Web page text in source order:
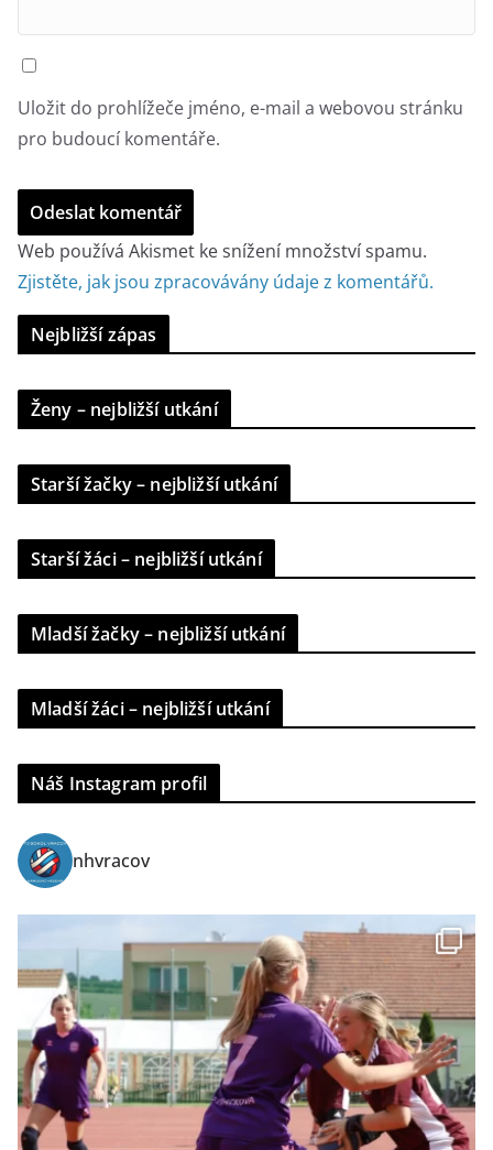
Uložit do prohlížeče jméno, e-mail a webovou stránku
pro budoucí komentáře.
Web používá Akismet ke snížení množství spamu.
Zjistěte, jak jsou zpracovávány údaje z komentářů.
Nejbližší zápas
Ženy – nejbližší utkání
Starší žačky – nejbližší utkání
Starší žáci – nejbližší utkání
Mladší žačky – nejbližší utkání
Mladší žáci – nejbližší utkání
Náš Instagram profil
nhvracov